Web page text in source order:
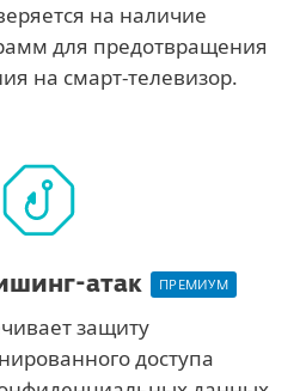
на наличие
для предотвращения
на смарт-телевизор.
атак ПРЕМИУМ
защиту
доступа